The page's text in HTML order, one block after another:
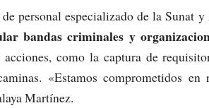
personal especializado de la Sunat y
bandas criminales y
como la captura de
«Estamos comprometidos
Martínez.